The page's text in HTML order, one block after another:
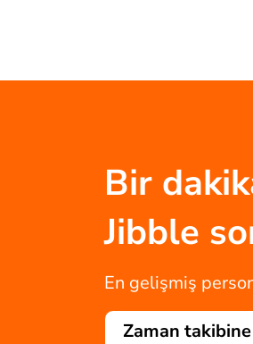
Bir
Jibble
En gelişmiş
Zaman